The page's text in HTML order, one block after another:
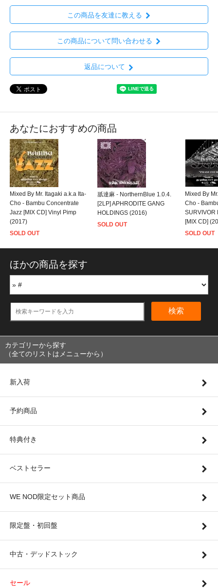
この商品を友達に教える
この商品について問い合わせる
返品について
あなたにおすすめの商品
Mixed By Mr. Itagaki a.k.a Ita-
Cho - Bambu Concentrate
Jazz [MIX CD] Vinyl Pimp
(2017)
SOLD OUT
舐達麻 - NorthernBlue 1.0.4.
[2LP] APHRODITE GANG
HOLDINGS (2016)
SOLD OUT
Mixed By
Cho -
SURVIVOR
[MIX CD]
SOLD OUT
ほかの商品を探す
検索
カテゴリーから探す
（全てのリストはメニューから）
新入荷
予約商品
特典付き
ベストセラー
WE NOD限定セット商品
限定盤・初回盤
中古・デッドストック
セール